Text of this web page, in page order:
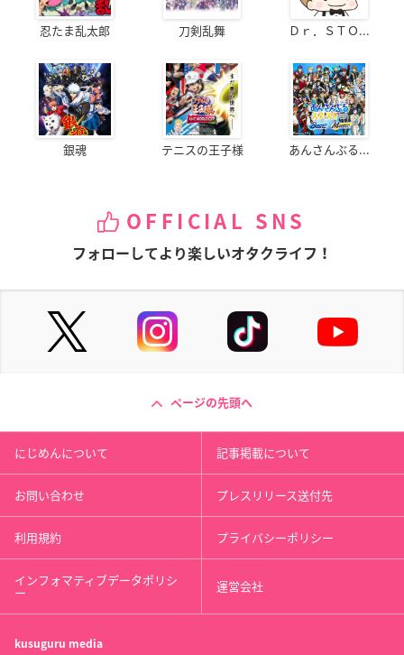
忍たま乱太郎 刀剣乱舞 Ｄｒ．ＳＴＯ...
銀魂 テニスの王子様 あんさんぶる...
OFFICIAL SNS
フォローしてより楽しいオタクライフ！
ページの先頭へ
にじめんについて 記事掲載について
お問い合わせ プレスリリース送付先
利用規約 プライバシーポリシー
インフォマティブデータポリシ
ー 運営会社
kusuguru media